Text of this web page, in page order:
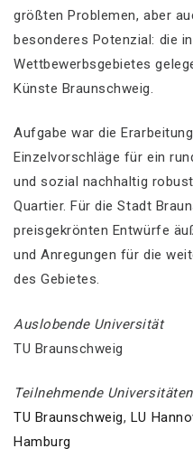
größten Problemen, aber
besonderes Potenzial: die
Wettbewerbsgebietes
Künste Braunschweig.
Aufgabe war die
Einzelvorschläge für ein
und sozial nachhaltig
Quartier. Für die Stadt
preisgekrönten Entwürfe
und Anregungen für die
des Gebietes.
Auslobende Universität
TU Braunschweig
Teilnehmende Universitäten
TU Braunschweig, LU
Hamburg